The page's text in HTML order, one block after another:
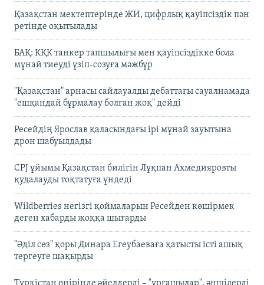
Қазақстан мектептерінде ЖИ, цифрлық қауіпсіздік пән
ретінде оқытылады
БАҚ: КҚК танкер тапшылығы мен қауіпсіздікке бола
мұнай тиеуді үзіп-созуға мәжбүр
"Қазақстан" арнасы сайлауалды дебаттағы сауалнамада
"ешқандай бұрмалау болған жоқ" дейді
Ресейдің Ярослав қаласындағы ірі мұнай зауытына
дрон шабуылдады
CPJ ұйымы Қазақстан билігін Лұқпан Ахмедияровты
қудалауды тоқтатуға үндеді
Wildberries негізгі қоймаларын Ресейден көшірмек
деген хабарды жоққа шығарды
"Әділ сөз" қоры Динара Егеубаеваға қатысты істі ашық
тергеуге шақырды